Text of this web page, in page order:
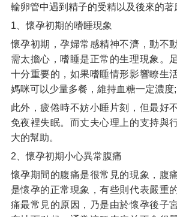
輸卵管中遇到精子的受精以及後來的著
1、懷孕初期的嗜睡現象
懷孕初期，孕婦常感精神不濟，動不
需太擔心，嗜睡是正常的生理現象。
十分重要的，如果嗜睡情形影響瞭生
媽咪可以少量多餐，維持血糖一定濃度;
此外，疲倦時不妨小睡片刻，但最好
免夜裡失眠。而丈夫心理上的支持與
大的幫助。
2、懷孕初期小心異常腹痛
懷孕期間的腹痛是很常見的現象，腹
是懷孕的正常現象，有些則代表嚴重
痛最常見的原因，乃是由於懷孕後子